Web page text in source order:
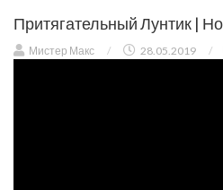
Притягательный Лунтик |
Мистер Макс / 28.05.2019 /